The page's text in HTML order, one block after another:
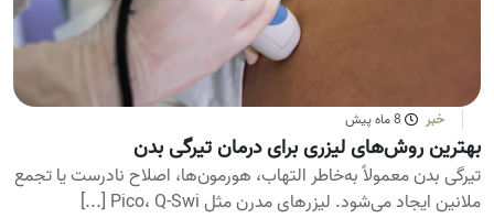
خبر 8 ماه پیش
بهترین روش‌های لیزری برای درمان تیرگی بدن
تیرگی بدن معمولاً به‌خاطر التهاب، هورمون‌ها، اصلاح نادرست یا تجمع
ملانین ایجاد می‌شود. لیزرهای مدرن مثل Pico، Q-Swi [...]